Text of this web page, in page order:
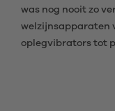
was nog nooit zo
welzijnsapparaten
oplegvibrators tot